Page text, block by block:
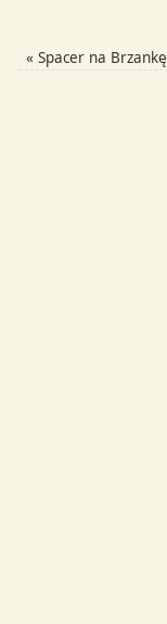
« Spacer na Brzankę